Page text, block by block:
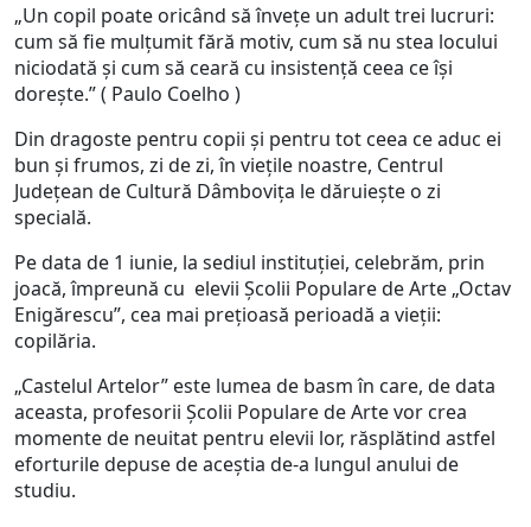
„Un copil poate oricând să învețe un adult trei lucruri:
cum să fie mulțumit fără motiv, cum să nu stea locului
niciodată și cum să ceară cu insistență ceea ce își
dorește.” ( Paulo Coelho )
Din dragoste pentru copii și pentru tot ceea ce aduc ei
bun și frumos, zi de zi, în viețile noastre, Centrul
Județean de Cultură Dâmbovița le dăruiește o zi
specială.
Pe data de 1 iunie, la sediul instituției, celebrăm, prin
joacă, împreună cu elevii Școlii Populare de Arte „Octav
Enigărescu”, cea mai prețioasă perioadă a vieții:
copilăria.
„Castelul Artelor” este lumea de basm în care, de data
aceasta, profesorii Școlii Populare de Arte vor crea
momente de neuitat pentru elevii lor, răsplătind astfel
eforturile depuse de aceștia de-a lungul anului de
studiu.